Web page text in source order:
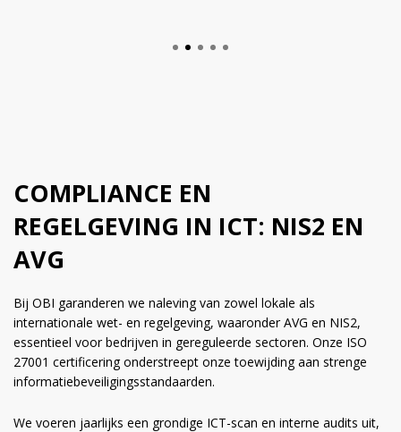
COMPLIANCE EN
REGELGEVING IN ICT: NIS2 EN
AVG
Bij OBI garanderen we naleving van zowel lokale als
internationale wet- en regelgeving, waaronder AVG en NIS2,
essentieel voor bedrijven in gereguleerde sectoren. Onze ISO
27001 certificering onderstreept onze toewijding aan strenge
informatiebeveiligingsstandaarden.
We voeren jaarlijks een grondige ICT-scan en interne audits uit,